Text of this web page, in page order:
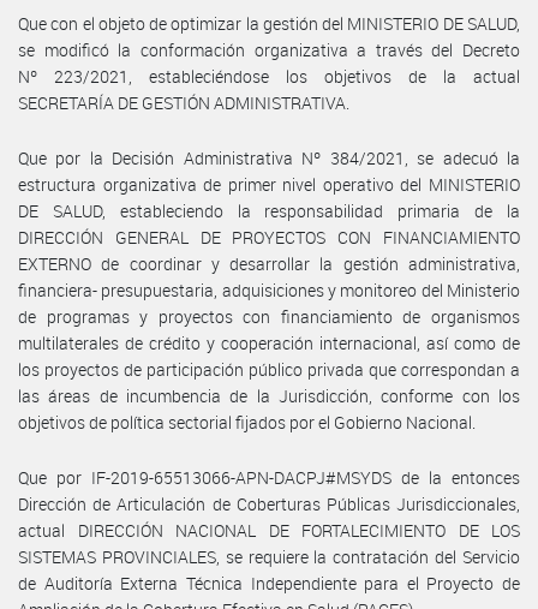
Que con el objeto de optimizar la gestión del MINISTERIO DE SALUD,
se modificó la conformación organizativa a través del Decreto
Nº 223/2021, estableciéndose los objetivos de la actual
SECRETARÍA DE GESTIÓN ADMINISTRATIVA.
Que por la Decisión Administrativa Nº 384/2021, se adecuó la
estructura organizativa de primer nivel operativo del MINISTERIO
DE SALUD, estableciendo la responsabilidad primaria de la
DIRECCIÓN GENERAL DE PROYECTOS CON FINANCIAMIENTO
EXTERNO de coordinar y desarrollar la gestión administrativa,
financiera- presupuestaria, adquisiciones y monitoreo del Ministerio
de programas y proyectos con financiamiento de organismos
multilaterales de crédito y cooperación internacional, así como de
los proyectos de participación público privada que correspondan a
las áreas de incumbencia de la Jurisdicción, conforme con los
objetivos de política sectorial fijados por el Gobierno Nacional.
Que por IF-2019-65513066-APN-DACPJ#MSYDS de la entonces
Dirección de Articulación de Coberturas Públicas Jurisdiccionales,
actual DIRECCIÓN NACIONAL DE FORTALECIMIENTO DE LOS
SISTEMAS PROVINCIALES, se requiere la contratación del Servicio
de Auditoría Externa Técnica Independiente para el Proyecto de